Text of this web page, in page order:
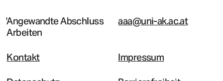
Angewandte Abschluss
Arbeiten
aaa@uni-ak.ac.at
Kontakt Impressum